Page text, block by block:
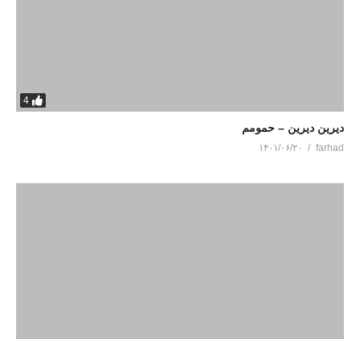
4
دیرین دیرین – حمومم
farhad ۱۴۰۱/۰۶/۲۰